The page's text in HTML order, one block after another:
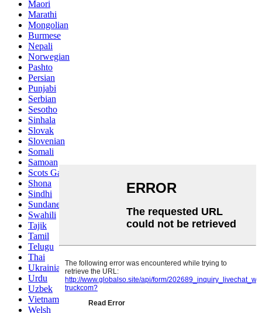
Maori
Marathi
Mongolian
Burmese
Nepali
Norwegian
Pashto
Persian
Punjabi
Serbian
Sesotho
Sinhala
Slovak
Slovenian
Somali
Samoan
Scots Gaelic
Shona
Sindhi
Sundanese
Swahili
Tajik
Tamil
Telugu
Thai
Ukrainian
Urdu
Uzbek
Vietnamese
Welsh